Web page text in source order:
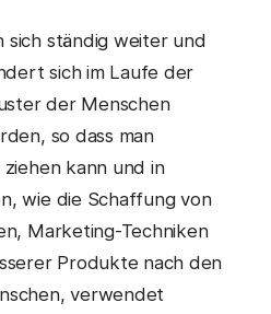
sich ständig weiter und
sich im Laufe der
der Menschen
so dass man
kann und in
wie die Schaffung von
Marketing-Techniken
Produkte nach den
verwendet